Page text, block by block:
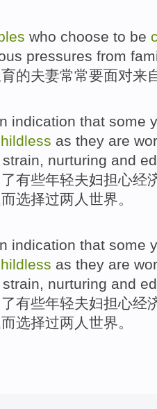
who choose to be
pressures from
的夫妻常常要面对来
indication that some
as they are
strain, nurturing and
了有些年轻夫妇担心经
而选择过两人世界。
indication that some
as they are
strain, nurturing and
了有些年轻夫妇担心经
而选择过两人世界。